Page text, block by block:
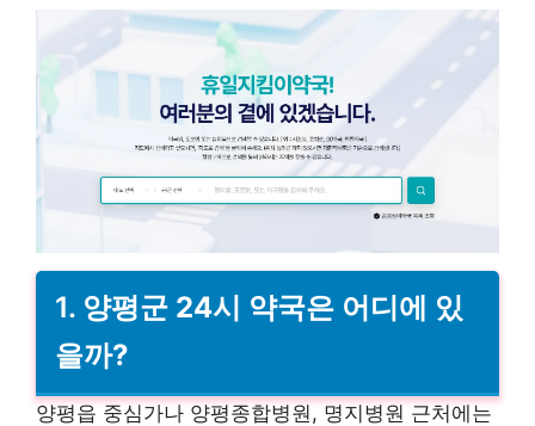
1. 양평군 24시 약국은 어디에 있
을까?
양평읍 중심가나 양평종합병원, 명지병원 근처에는